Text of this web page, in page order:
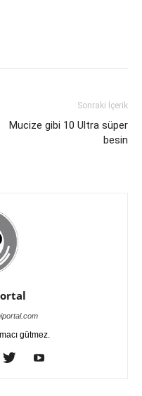
Sonraki İçerik
Mucize gibi 10 Ultra süper
besin
gütmez.